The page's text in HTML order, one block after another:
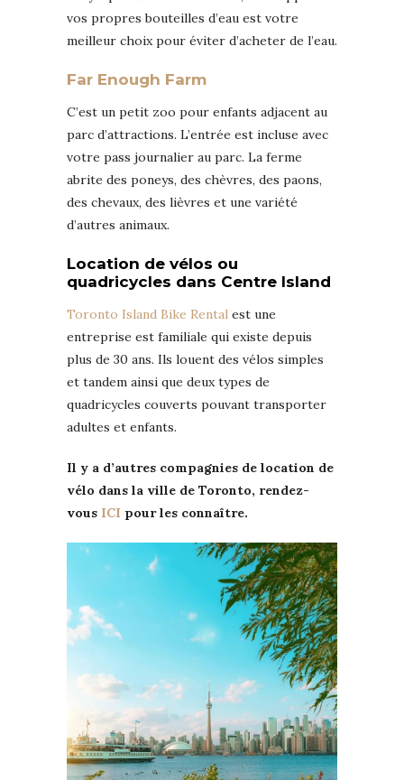
vos propres bouteilles d’eau est votre
meilleur choix pour éviter d’acheter de l’eau.
Far Enough Farm
C’est un petit zoo pour enfants adjacent au
parc d’attractions. L’entrée est incluse avec
votre pass journalier au parc. La ferme
abrite des poneys, des chèvres, des paons,
des chevaux, des lièvres et une variété
d’autres animaux.
Location de vélos ou
quadricycles dans Centre Island
Toronto Island Bike Rental est une
entreprise est familiale qui existe depuis
plus de 30 ans. Ils louent des vélos simples
et tandem ainsi que deux types de
quadricycles couverts pouvant transporter
adultes et enfants.
Il y a d’autres compagnies de location de
vélo dans la ville de Toronto, rendez-
vous ICI pour les connaître.